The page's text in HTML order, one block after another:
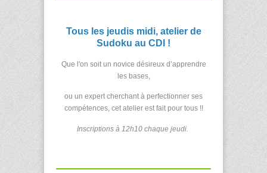
Tous les jeudis midi, atelier de
Sudoku au CDI !
Que l'on soit un novice désireux d’apprendre
les bases,
ou un expert cherchant à perfectionner ses
compétences, cet atelier est fait pour tous !!
Inscriptions à 12h10 chaque jeudi.